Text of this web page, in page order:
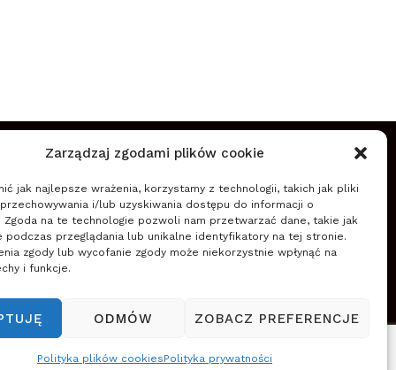
Zarządzaj zgodami plików cookie
jak najlepsze wrażenia, korzystamy z technologii, takich jak pliki
i/lub uzyskiwania dostępu do informacji o
Zgoda na te technologie pozwoli nam przetwarzać dane, takie jak
podczas przeglądania lub unikalne identyfikatory na tej stronie.
zgody lub wycofanie zgody może niekorzystnie wpłynąć na
i funkcje.
ODMÓW ZOBACZ PREFERENCJE
Polityka plików cookiesPolityka prywatności
O NAS
planowaniu, wdrażaniu i zapewnieniu trwałości zmian
(nowych przedsięwzięć, projektów, innowacji,
transformacji) wykorzystując zwinne podejście do
zarządzania.
Czytaj więcej